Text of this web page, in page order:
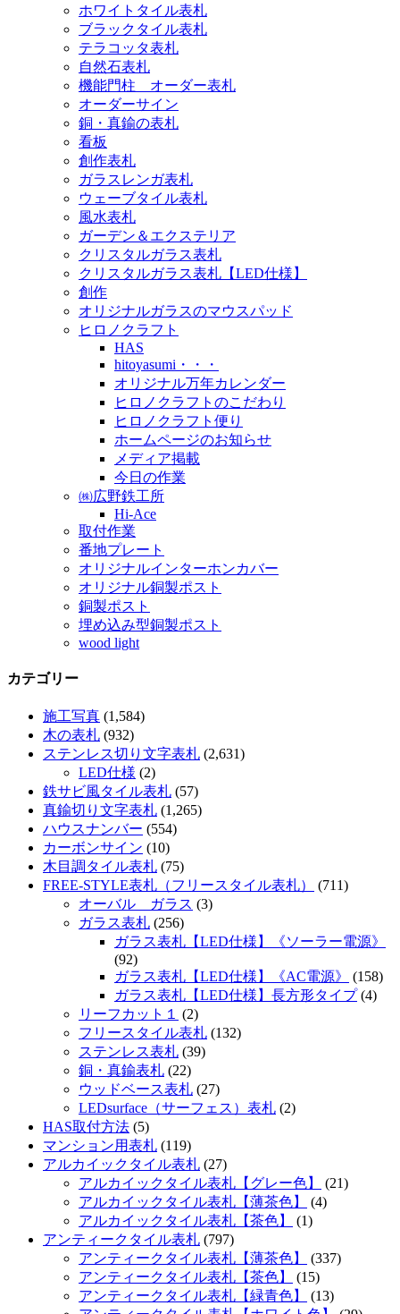
ホワイトタイル表札
ブラックタイル表札
テラコッタ表札
自然石表札
機能門柱 オーダー表札
オーダーサイン
銅・真鍮の表札
看板
創作表札
ガラスレンガ表札
ウェーブタイル表札
風水表札
ガーデン＆エクステリア
クリスタルガラス表札
クリスタルガラス表札【LED仕様】
創作
オリジナルガラスのマウスパッド
ヒロノクラフト
HAS
hitoyasumi・・・
オリジナル万年カレンダー
ヒロノクラフトのこだわり
ヒロノクラフト便り
ホームページのお知らせ
メディア掲載
今日の作業
㈱広野鉄工所
Hi-Ace
取付作業
番地プレート
オリジナルインターホンカバー
オリジナル銅製ポスト
銅製ポスト
埋め込み型銅製ポスト
wood light
カテゴリー
施工写真 (1,584)
木の表札 (932)
ステンレス切り文字表札 (2,631)
LED仕様 (2)
鉄サビ風タイル表札 (57)
真鍮切り文字表札 (1,265)
ハウスナンバー (554)
カーボンサイン (10)
木目調タイル表札 (75)
FREE-STYLE表札（フリースタイル表札）
(711)
オーバル ガラス (3)
ガラス表札 (256)
ガラス表札【LED仕様】《ソーラー電源》
(92)
ガラス表札【LED仕様】《AC電源》
(158)
ガラス表札【LED仕様】長方形タイプ(4)
リーフカット１
(2)
フリースタイル表札 (132)
ステンレス表札 (39)
銅・真鍮表札 (22)
ウッドベース表札 (27)
LEDsurface（サーフェス）表札 (2)
HAS取付方法 (5)
マンション用表札 (119)
アルカイックタイル表札 (27)
アルカイックタイル表札【グレー色】
(21)
アルカイックタイル表札【薄茶色】
(4)
アルカイックタイル表札【茶色】
(1)
アンティークタイル表札 (797)
アンティークタイル表札【薄茶色】
(337)
アンティークタイル表札【茶色】
(15)
アンティークタイル表札【緑青色】
(13)